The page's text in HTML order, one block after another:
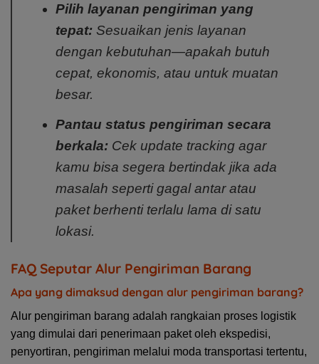
Pilih layanan pengiriman yang
tepat: Sesuaikan jenis layanan
dengan kebutuhan—apakah butuh
cepat, ekonomis, atau untuk muatan
besar.
Pantau status pengiriman secara
berkala: Cek update tracking agar
kamu bisa segera bertindak jika ada
masalah seperti gagal antar atau
paket berhenti terlalu lama di satu
lokasi.
FAQ Seputar Alur Pengiriman Barang
Apa yang dimaksud dengan alur pengiriman barang?
Alur pengiriman barang adalah rangkaian proses logistik
yang dimulai dari penerimaan paket oleh ekspedisi,
penyortiran, pengiriman melalui moda transportasi tertentu,